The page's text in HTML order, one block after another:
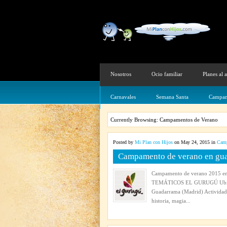
Nosotros Ocio familiar Planes al
Carnavales Semana Santa
Currently Browsing: Campamentos de Verano
Posted by Mi Plan con Hijos on May 24, 2015 in
Campamento de verano en
Campamento de verano 2015
TEMÁTICOS EL GURUGÚ
Guadarrama (Madrid)
historia, magia...